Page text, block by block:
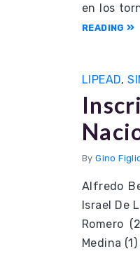
en los
READING
LIPEAD,
ByGino
Alfredo
Israel De
Romero
Medina